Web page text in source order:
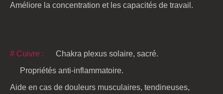
Améliore la concentration et les capacités de travail.
# Cuivre :
Chakra plexus solaire, sacré.
Propriétés anti-inflammatoire.
Aide en cas de douleurs musculaires, tendineuses,